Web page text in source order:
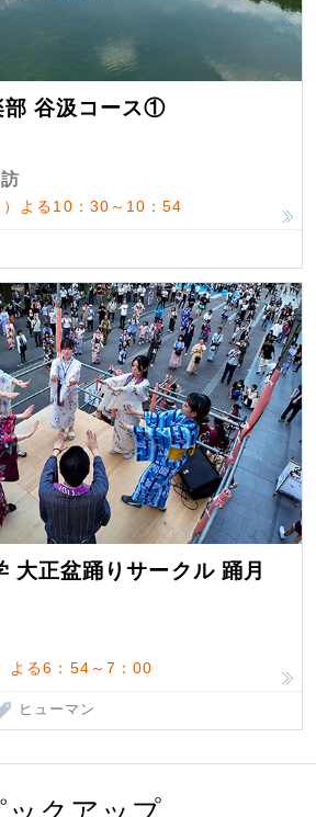
部 谷汲コース①
よる10：30～10：54
正盆踊りサークル 踊月
よる6：54～7：00
ヒューマン